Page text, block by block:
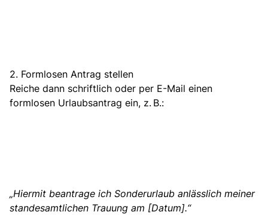
2. Formlosen Antrag stellen
Reiche dann schriftlich oder per E-Mail einen
formlosen Urlaubsantrag ein, z. B.:
„Hiermit beantrage ich Sonderurlaub anlässlich meiner
standesamtlichen Trauung am [Datum].“